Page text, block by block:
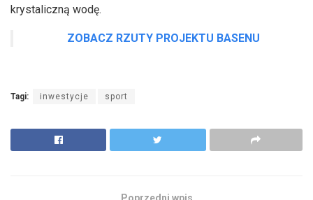
krystaliczną wodę.
ZOBACZ RZUTY PROJEKTU BASENU
Tagi: inwestycje sport
Poprzedni wpis